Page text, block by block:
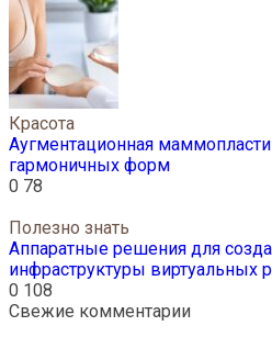
Красота
Аугментационная
гармоничных форм
0 78
Полезно знать
Аппаратные решения для
инфраструктуры виртуальных
0 108
Свежие комментарии